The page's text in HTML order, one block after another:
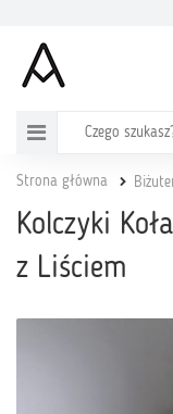
Strona główna
Kolczyki
z Liściem